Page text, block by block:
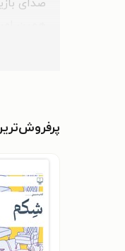
صدای
عادل
هوتن
قشنگ